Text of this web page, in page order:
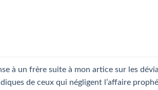
à un frère suite à mon artice sur les
de ceux qui négligent l’affaire